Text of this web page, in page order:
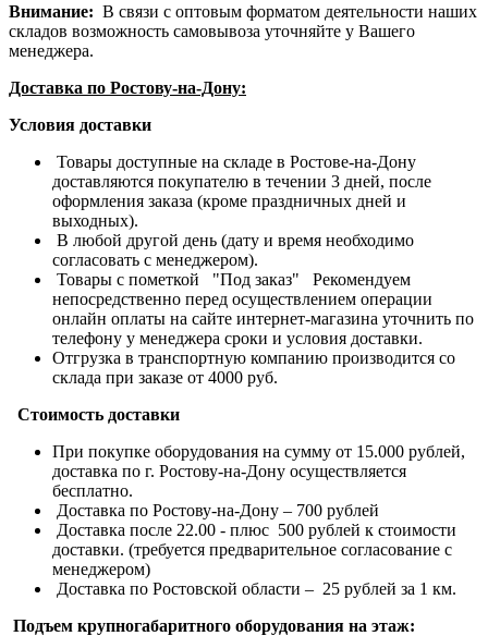
Внимание: В связи с оптовым форматом деятельности наших
складов возможность самовывоза уточняйте у Вашего
менеджера.
Доставка по Ростову-на-Дону:
Условия доставки
Товары доступные на складе в Ростове-на-Дону
доставляются покупателю в течении 3 дней, после
оформления заказа (кроме праздничных дней и
выходных).
В любой другой день (дату и время необходимо
согласовать с менеджером).
Товары с пометкой "Под заказ" Рекомендуем
непосредственно перед осуществлением операции
онлайн оплаты на сайте интернет-магазина уточнить по
телефону у менеджера сроки и условия доставки.
Отгрузка в транспортную компанию производится со
склада при заказе от 4000 руб.
Стоимость доставки
При покупке оборудования на сумму от 15.000 рублей,
доставка по г. Ростову-на-Дону осуществляется
бесплатно.
Доставка по Ростову-на-Дону – 700 рублей
Доставка после 22.00 - плюс 500 рублей к стоимости
доставки. (требуется предварительное согласование с
менеджером)
Доставка по Ростовской области – 25 рублей за 1 км.
Подъем крупногабаритного оборудования на этаж: